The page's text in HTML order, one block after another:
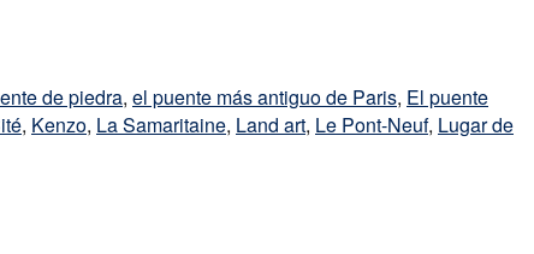
de piedra, el puente más antiguo de Paris, El puente
, Kenzo, La Samaritaine, Land art, Le Pont-Neuf, Lugar de